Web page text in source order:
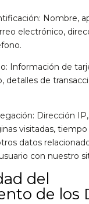
Nombre,
electrónico,
Información de
detalles de
Dirección
visitadas, tiempo
datos
con nuestro
del
de los